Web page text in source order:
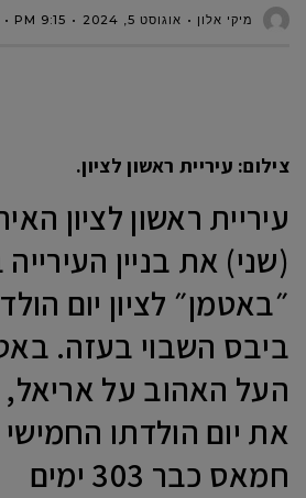
מיקי אלון אוגוסט 5, 2024 9:15 PM
צילום: עיריית ראשון לציון.
עיריית ראשון לציון
(שני) את בניין
״באטמן״ לציון יום
ביבס השבוי בעזה.
העל האהוב על אריאל,
את יום הולדתו
חמאס כבר 303 ימים